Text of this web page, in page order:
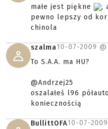
małe jest piękne
,
pewno lepszy od
chinola
szalma10-07-2009 @
To S.A.A. ma HU?
@Andrzej25
oszalałeś l96
koniecznością
BullittOFA10-07-